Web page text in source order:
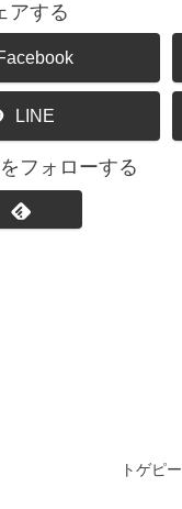
アする
LINE
フォローする
トゲピー